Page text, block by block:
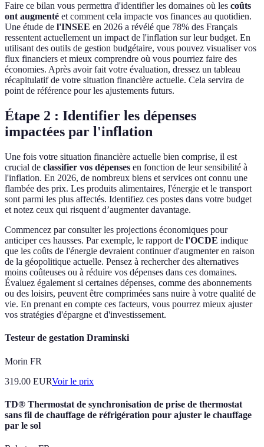
Faire ce bilan vous permettra d'identifier les domaines où les coûts
ont augmenté et comment cela impacte vos finances au quotidien.
Une étude de l'INSEE en 2026 a révélé que 78% des Français
ressentent actuellement un impact de l'inflation sur leur budget. En
utilisant des outils de gestion budgétaire, vous pouvez visualiser vos
flux financiers et mieux comprendre où vous pourriez faire des
économies. Après avoir fait votre évaluation, dressez un tableau
récapitulatif de votre situation financière actuelle. Cela servira de
point de référence pour les ajustements futurs.
Étape 2 : Identifier les dépenses
impactées par l'inflation
Une fois votre situation financière actuelle bien comprise, il est
crucial de classifier vos dépenses en fonction de leur sensibilité à
l'inflation. En 2026, de nombreux biens et services ont connu une
flambée des prix. Les produits alimentaires, l'énergie et le transport
sont parmi les plus affectés. Identifiez ces postes dans votre budget
et notez ceux qui risquent d’augmenter davantage.
Commencez par consulter les projections économiques pour
anticiper ces hausses. Par exemple, le rapport de l'OCDE indique
que les coûts de l'énergie devraient continuer d'augmenter en raison
de la géopolitique actuelle. Pensez à rechercher des alternatives
moins coûteuses ou à réduire vos dépenses dans ces domaines.
Évaluez également si certaines dépenses, comme des abonnements
ou des loisirs, peuvent être comprimées sans nuire à votre qualité de
vie. En prenant en compte ces facteurs, vous pourrez mieux ajuster
vos stratégies d'épargne et d'investissement.
Testeur de gestation Draminski
Morin FR
319.00 EURVoir le prix
TD® Thermostat de synchronisation de prise de thermostat
sans fil de chauffage de réfrigération pour ajuster le chauffage
par le sol